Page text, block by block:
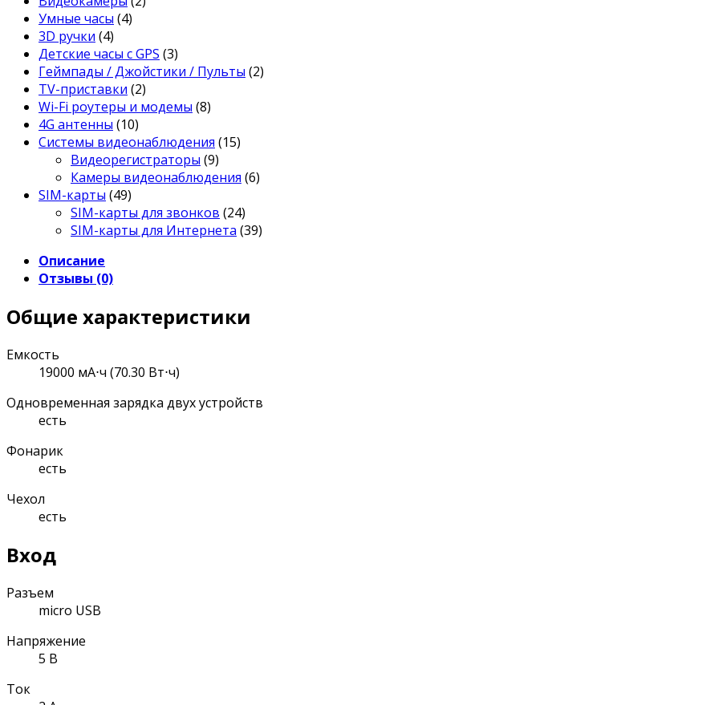
Умные часы (4)
3D ручки (4)
Детские часы с GPS (3)
Геймпады / Джойстики / Пульты (2)
TV-приставки (2)
Wi-Fi роутеры и модемы (8)
4G антенны (10)
Системы видеонаблюдения (15)
Видеорегистраторы (9)
Камеры видеонаблюдения (6)
SIM-карты (49)
SIM-карты для звонков (24)
SIM-карты для Интернета (39)
Описание
Отзывы (0)
Общие характеристики
Емкость
19000 мА⋅ч (70.30 Вт⋅ч)
Одновременная зарядка двух устройств
есть
Фонарик
есть
Чехол
есть
Вход
Разъем
micro USB
Напряжение
5 В
Ток